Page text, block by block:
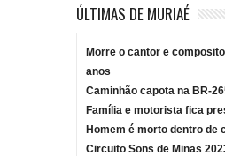
ÚLTIMAS DE MURIAÉ
Morre o cantor e
anos
Caminhão capota na BR-
Família e motorista fica
Homem é morto dentro de
Circuito Sons de Minas